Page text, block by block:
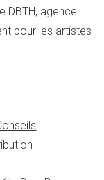
DBTH, agence
pour les artistes
,